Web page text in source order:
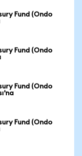
Fund (Ondo
Fund (Ondo
Fund (Ondo
Fund (Ondo